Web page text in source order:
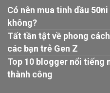
Có nên mua tinh dầu
không?
Tất tần tật về phong
các bạn trẻ Gen Z
Top 10 blogger nổi tiếng
thành công